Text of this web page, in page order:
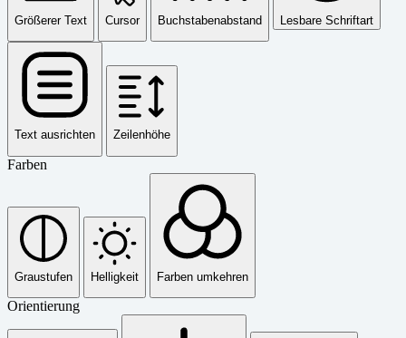
Größerer Text Cursor Buchstabenabstand Lesbare Schriftart
Text ausrichten Zeilenhöhe
Farben
Graustufen Helligkeit Farben umkehren
Orientierung